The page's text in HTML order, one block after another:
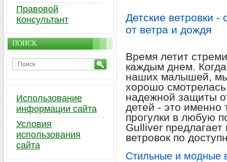
Детские ветровки
от ветра и дождя
Время летит
каждым днем.
наших малышей, мы
хорошо
надежной защиты
детей - это именно
прогулки в любую
Gulliver
ветровок по
Стильные и модные
Правовой
Консультант
ПОИСК
Использование
информации сайта
Условия
использования
сайта